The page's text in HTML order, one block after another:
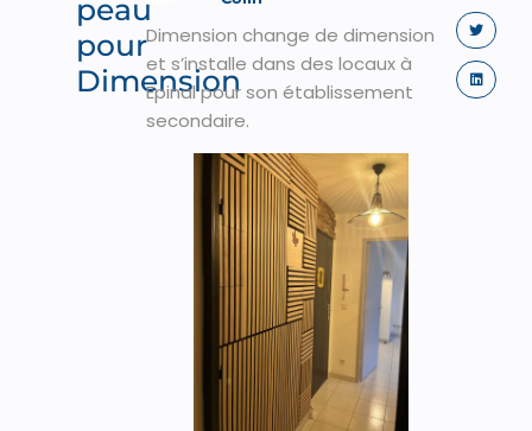
peau
pour
Dimension
Dimension change de dimension
et s’installe dans des locaux à
Epinal pour son établissement
secondaire.